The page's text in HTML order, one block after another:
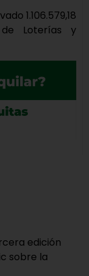
1.106.579,18
Loterías y
edición
sobre la